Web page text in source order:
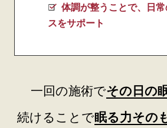
体調が整うことで、日
スをサポート
一回の施術でその日の
続けることで眠る力その